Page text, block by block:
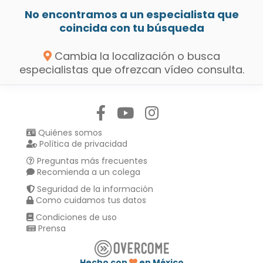
No encontramos a un especialista que
coincida con tu búsqueda
Cambia la localización o busca
especialistas que ofrezcan vídeo consulta.
Quiénes somos
Política de privacidad
Preguntas más frecuentes
Recomienda a un colega
Seguridad de la información
Como cuidamos tus datos
Condiciones de uso
Prensa